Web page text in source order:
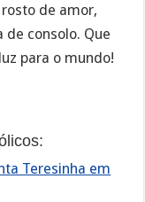
de amor,
de consolo. Que
para o mundo!
Teresinha em